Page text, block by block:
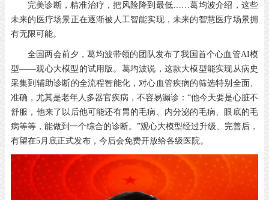
完美诊断，精准治疗，把风险降到最低……葛均波介绍，这些
未来的医疗场景正在逐渐被人工智能实现，未来的智慧医疗场景拥
有无限可能。
全国两会前夕，葛均波带领的团队发布了我国首个心血管AI模
型——观心大模型的试用版。葛均波说，这款大模型能实现从病史
采集到辅助诊断的全流程智能化，对心血管疾病的筛选特别全面、
准确，尤其是老年人多器官疾病，不容易漏诊：“他今天要是心脏不
舒服，他来了以后他可能还有胃的毛病、内分泌的毛病、眼底的毛
病等等，能做到一个综合的诊断。”观心大模型经过升级、完善后，
有望在5月底正式发布，今后会免费开放给各级医院。